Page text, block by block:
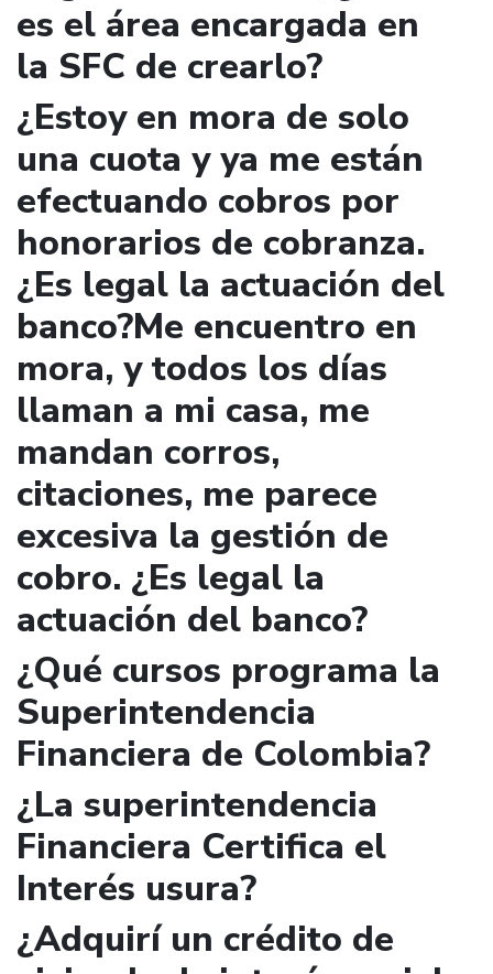
es el área encargada en
la SFC de crearlo?
¿Estoy en mora de solo
una cuota y ya me están
efectuando cobros por
honorarios de cobranza.
¿Es legal la actuación del
banco?Me encuentro en
mora, y todos los días
llaman a mi casa, me
mandan corros,
citaciones, me parece
excesiva la gestión de
cobro. ¿Es legal la
actuación del banco?
¿Qué cursos programa la
Superintendencia
Financiera de Colombia?
¿La superintendencia
Financiera Certifica el
Interés usura?
¿Adquirí un crédito de